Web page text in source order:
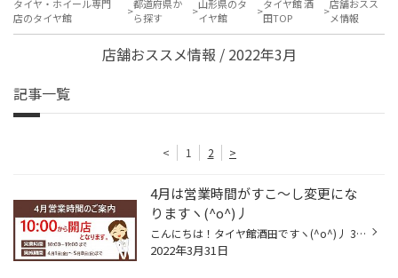
タイヤ・ホイール専門
店のタイヤ館
都道府県か
ら探す
山形県のタ
イヤ館
タイヤ館 酒
田TOP
店舗おスス
メ情報
店舗おススメ情報 / 2022年3月
記事一覧
< 1 2 >
4月は営業時間がすこ～し変更にな
りますヽ(^o^)丿
こんにちは！タイヤ館酒田ですヽ(^o^)丿 3月も終了し、いよいよ4月に入りますねぇ～！！ タイヤの履き替えや、交換などへのご来店も日々多く頂いており 誠にありがとうございます m(__)m さて4月1日(金)～5/8(日)までの期間ですが 営業時間が変更となりますm(__)m 10時開店～19時閉店です。 また、4...
2022年3月31日